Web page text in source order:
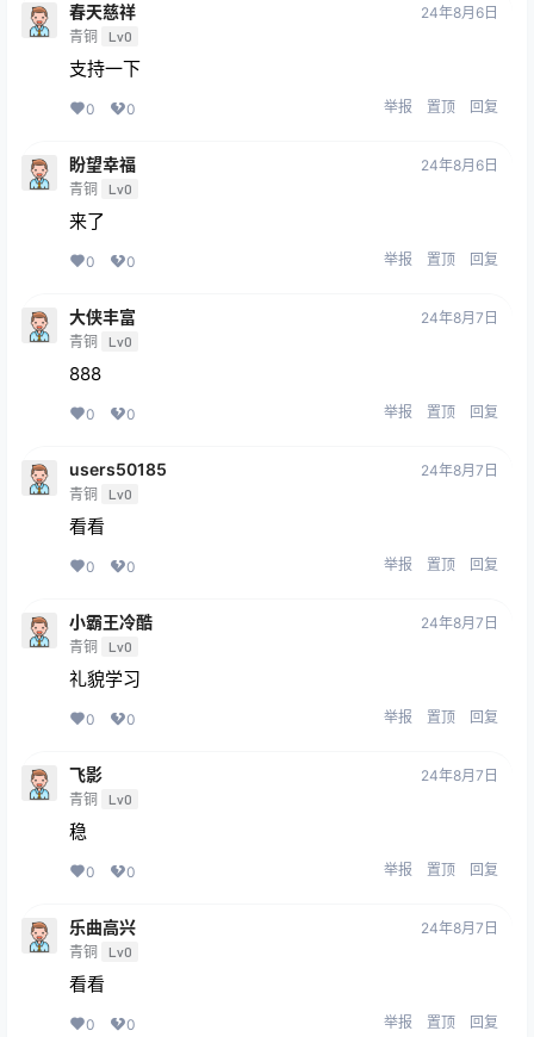
春天慈祥
青铜 Lv0
24年8月6日
支持一下
0 0 举报 置顶 回复
盼望幸福
青铜 Lv0
24年8月6日
来了
0 0 举报 置顶 回复
大侠丰富
青铜 Lv0
24年8月7日
888
0 0 举报 置顶 回复
users50185
青铜 Lv0
24年8月7日
看看
0 0 举报 置顶 回复
小霸王冷酷
青铜 Lv0
24年8月7日
礼貌学习
0 0 举报 置顶 回复
飞影
青铜 Lv0
24年8月7日
稳
0 0 举报 置顶 回复
乐曲高兴
青铜 Lv0
24年8月7日
看看
0 0 举报 置顶 回复